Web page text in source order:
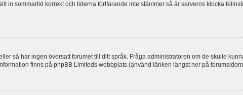
in sommartid korrekt och tiderna fortfarande inte stämmer så är serverns klocka
så har ingen översatt forumet till ditt språk. Fråga administratören om de skulle
finns på phpBB Limiteds webbplats (använd länken längst ner på